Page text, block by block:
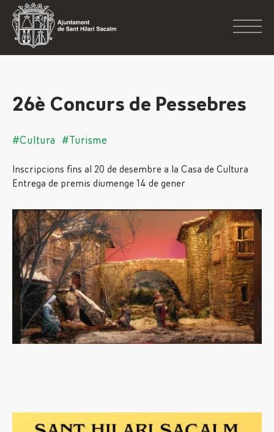
26è Concurs de Pessebres
#Cultura #Turisme
Inscripcions fins al 20 de desembre a la Casa de Cultura
Entrega de premis diumenge 14 de gener